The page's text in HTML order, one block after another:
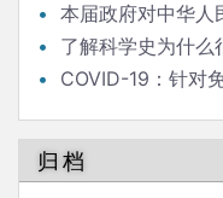
本届政府对中华人
了解科学史为什么
COVID-19：针对
归档